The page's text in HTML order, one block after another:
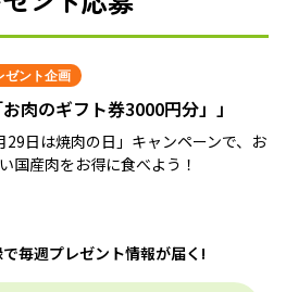
ゼント企画
お肉のギフト券3000円分」」
29日は焼肉の日」キャンペーンで、お
国産肉をお得に食べよう！
毎週プレゼント情報が届く!